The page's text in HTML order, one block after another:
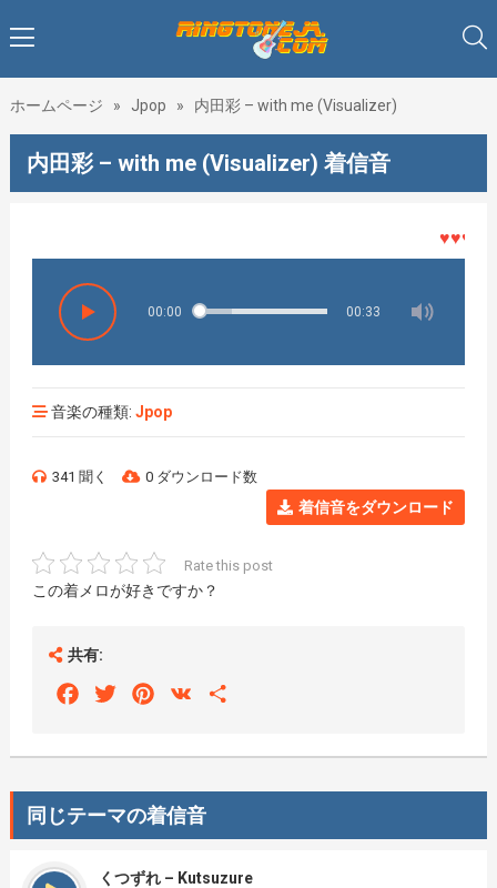
ホームページ » Jpop » 内田彩 – with me (Visualizer)
内田彩 – with me (Visualizer) 着信音
♥♥♥着メ
00:00 00:33
音楽の種類: Jpop
341 聞く 0 ダウンロード数
着信音をダウンロード
Rate this post
この着メロが好きですか？
共有:
FacebookTwitterPinterest
VK
同じテーマの着信音
くつずれ – Kutsuzure